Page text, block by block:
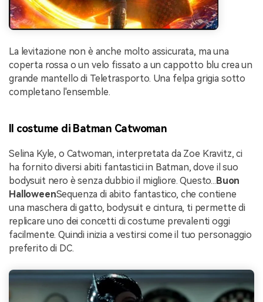
La levitazione non è anche molto assicurata, ma una
coperta rossa o un velo fissato a un cappotto blu crea un
grande mantello di Teletrasporto. Una felpa grigia sotto
completano l'ensemble.
Il costume di Batman Catwoman
Selina Kyle, o Catwoman, interpretata da Zoe Kravitz, ci
ha fornito diversi abiti fantastici in Batman, dove il suo
bodysuit nero è senza dubbio il migliore. Questo...Buon
HalloweenSequenza di abito fantastico, che contiene
una maschera di gatto, bodysuit e cintura, ti permette di
replicare uno dei concetti di costume prevalenti oggi
facilmente. Quindi inizia a vestirsi come il tuo personaggio
preferito di DC.